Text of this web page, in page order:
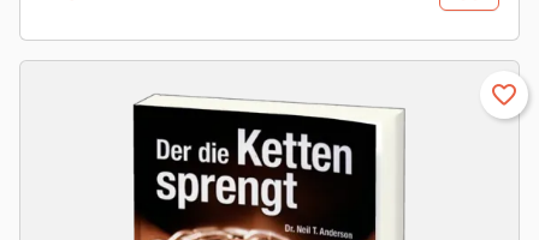
favorite_border